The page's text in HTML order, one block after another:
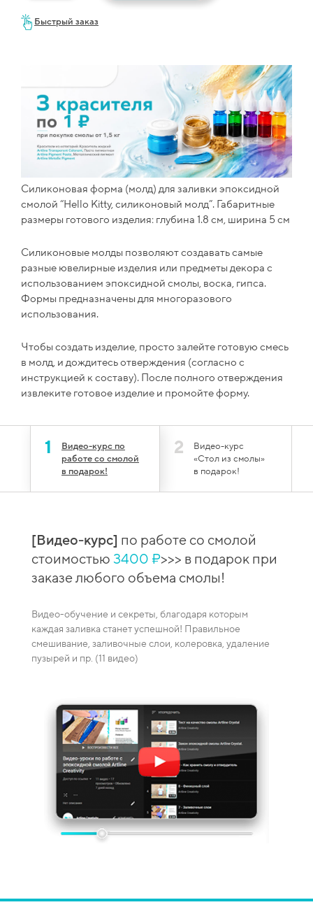
Быстрый заказ
Силиконовая форма (молд) для заливки эпоксидной
смолой “Hello Kitty, силиконовый молд”. Габаритные
размеры готового изделия: глубина 1.8 см, ширина 5 см
Силиконовые молды позволяют создавать самые
разные ювелирные изделия или предметы декора с
использованием эпоксидной смолы, воска, гипса.
Формы предназначены для многоразового
использования.
Чтобы создать изделие, просто залейте готовую смесь
в молд, и дождитесь отверждения (согласно с
инструкцией к составу). После полного отверждения
извлеките готовое изделие и промойте форму.
1
Видео-курс по
работе со смолой
в подарок!
2
Видео-курс
«Стол из смолы»
в подарок!
[Видео-курс] по работе со смолой
стоимостью3400 ₽>>> в подарок при
заказе любого объема смолы!
Видео-обучение и секреты, благодаря которым
каждая заливка станет успешной! Правильное
смешивание, заливочные слои, колеровка, удаление
пузырей и пр. (11 видео)